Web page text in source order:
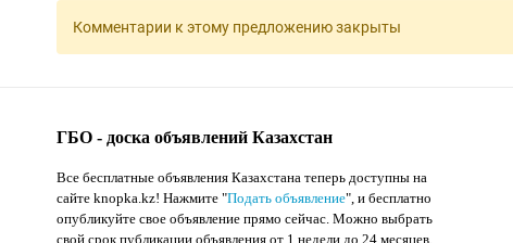
Комментарии к этому предложению закрыты
ГБО - доска объявлений Казахстан
Все бесплатные объявления Казахстана теперь доступны на
сайте knopka.kz! Нажмите "Подать объявление", и бесплатно
опубликуйте свое объявление прямо сейчас. Можно выбрать
свой срок публикации объявления от 1 недели до 24 месяцев.